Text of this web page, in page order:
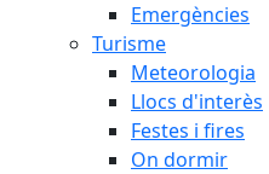
Emergències
Turisme
Meteorologia
Llocs d'interès
Festes i fires
On dormir